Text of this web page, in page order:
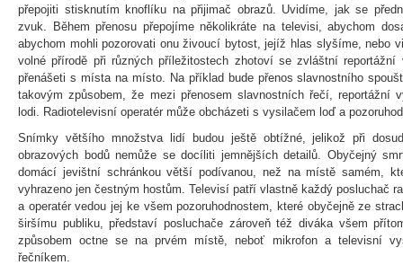
přepojiti stisknutím knoflíku na přijimač obrazů. Uvidíme, jak se
zvuk. Během přenosu přepojíme několikráte na televisi, abychom
abychom mohli pozorovati onu živoucí bytost, jejíž hlas slyšíme, nebo
volné přírodě při různých příležitostech zhotoví se zvláštní
přenášeti s místa na místo. Na příklad bude přenos slavnostního
takovým způsobem, že mezi přenosem slavnostních řečí, reportážní
lodi. Radiotelevisní operatér může obcházeti s vysilačem loď a
Snímky většího množstva lidí budou ještě obtížné, jelikož při
obrazových bodů nemůže se docíliti jemnějších detailů. Obyčejný
domácí jevištní schránkou větší podívanou, než na místě samém,
vyhrazeno jen čestným hostům. Televisí patří vlastně každý posluchač
a operatér vedou jej ke všem pozoruhodnostem, které obyčejně ze
širšímu publiku, představí posluchače zároveň též diváka všem
způsobem octne se na prvém místě, neboť mikrofon a televisní
řečníkem.